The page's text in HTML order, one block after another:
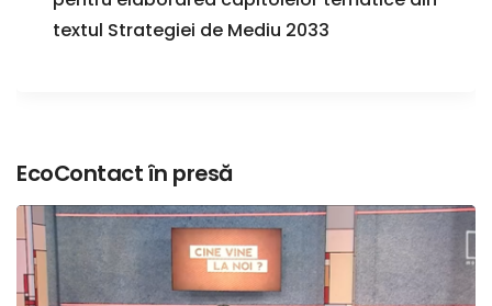
textul Strategiei de Mediu 2033
EcoContact în presă